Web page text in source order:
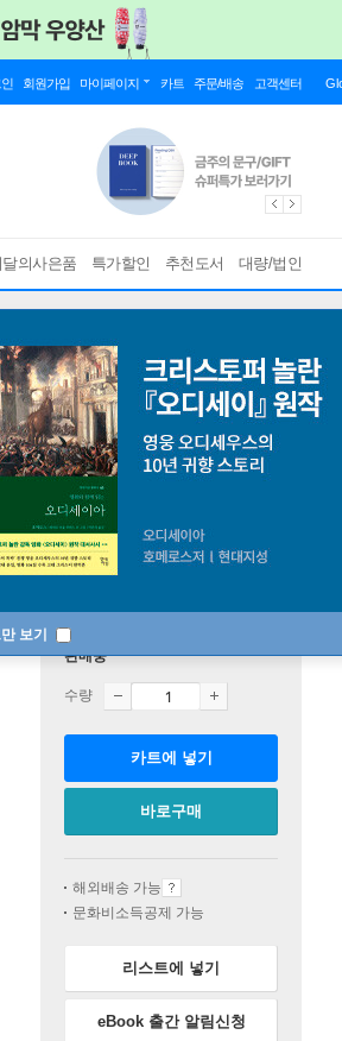
인 회원가입 마이페이지 카트 주문/배송 고객센터
달의사은품 특가할인 추천도서 대량/법인
보기
판매중
수량
카트에 넣기
바로구매
해외배송 가능
문화비소득공제 가능
리스트에 넣기
eBook 출간 알림신청